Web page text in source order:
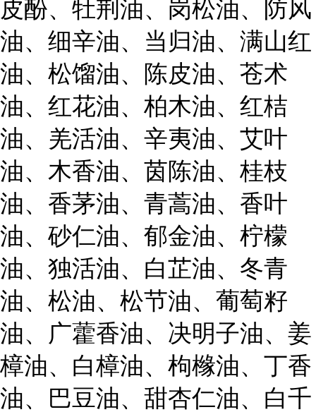
皮酚、牡荆油、岗松油、防风
油、细辛油、当归油、满山红
油、松馏油、陈皮油、苍术
油、红花油、柏木油、红桔
油、羌活油、辛夷油、艾叶
油、木香油、茵陈油、桂枝
油、香茅油、青蒿油、香叶
油、砂仁油、郁金油、柠檬
油、独活油、白芷油、冬青
油、松油、松节油、葡萄籽
油、广藿香油、决明子油、姜
樟油、白樟油、枸橼油、丁香
油、巴豆油、甜杏仁油、白千